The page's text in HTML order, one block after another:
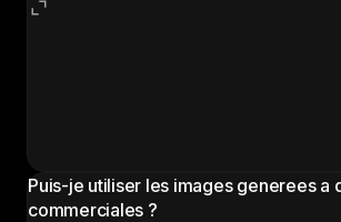
Puis-je utiliser les images generees a
commerciales ?